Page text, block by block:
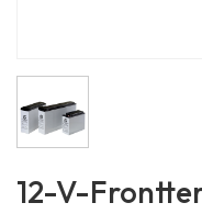
12-V-